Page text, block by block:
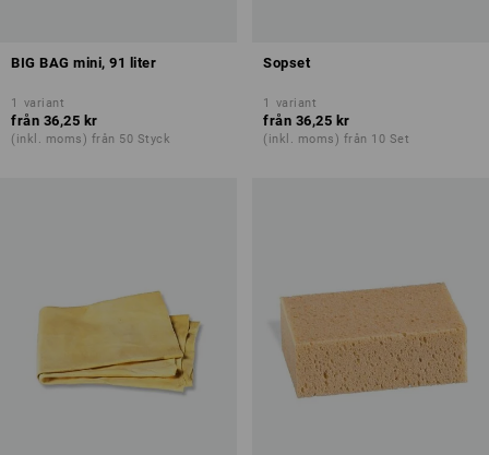
BIG BAG mini, 91 liter
1 variant
från 36,25 kr
(inkl. moms) från 50 Styck
Sopset
1 variant
från 36,25 kr
(inkl. moms) från 10 Set